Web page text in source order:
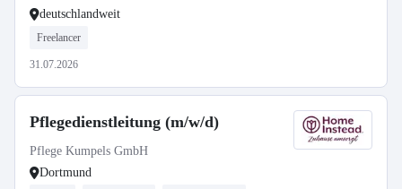
deutschlandweit
Freelancer
31.07.2026
Pflegedienstleitung (m/w/d)
Pflege Kumpels GmbH
Dortmund